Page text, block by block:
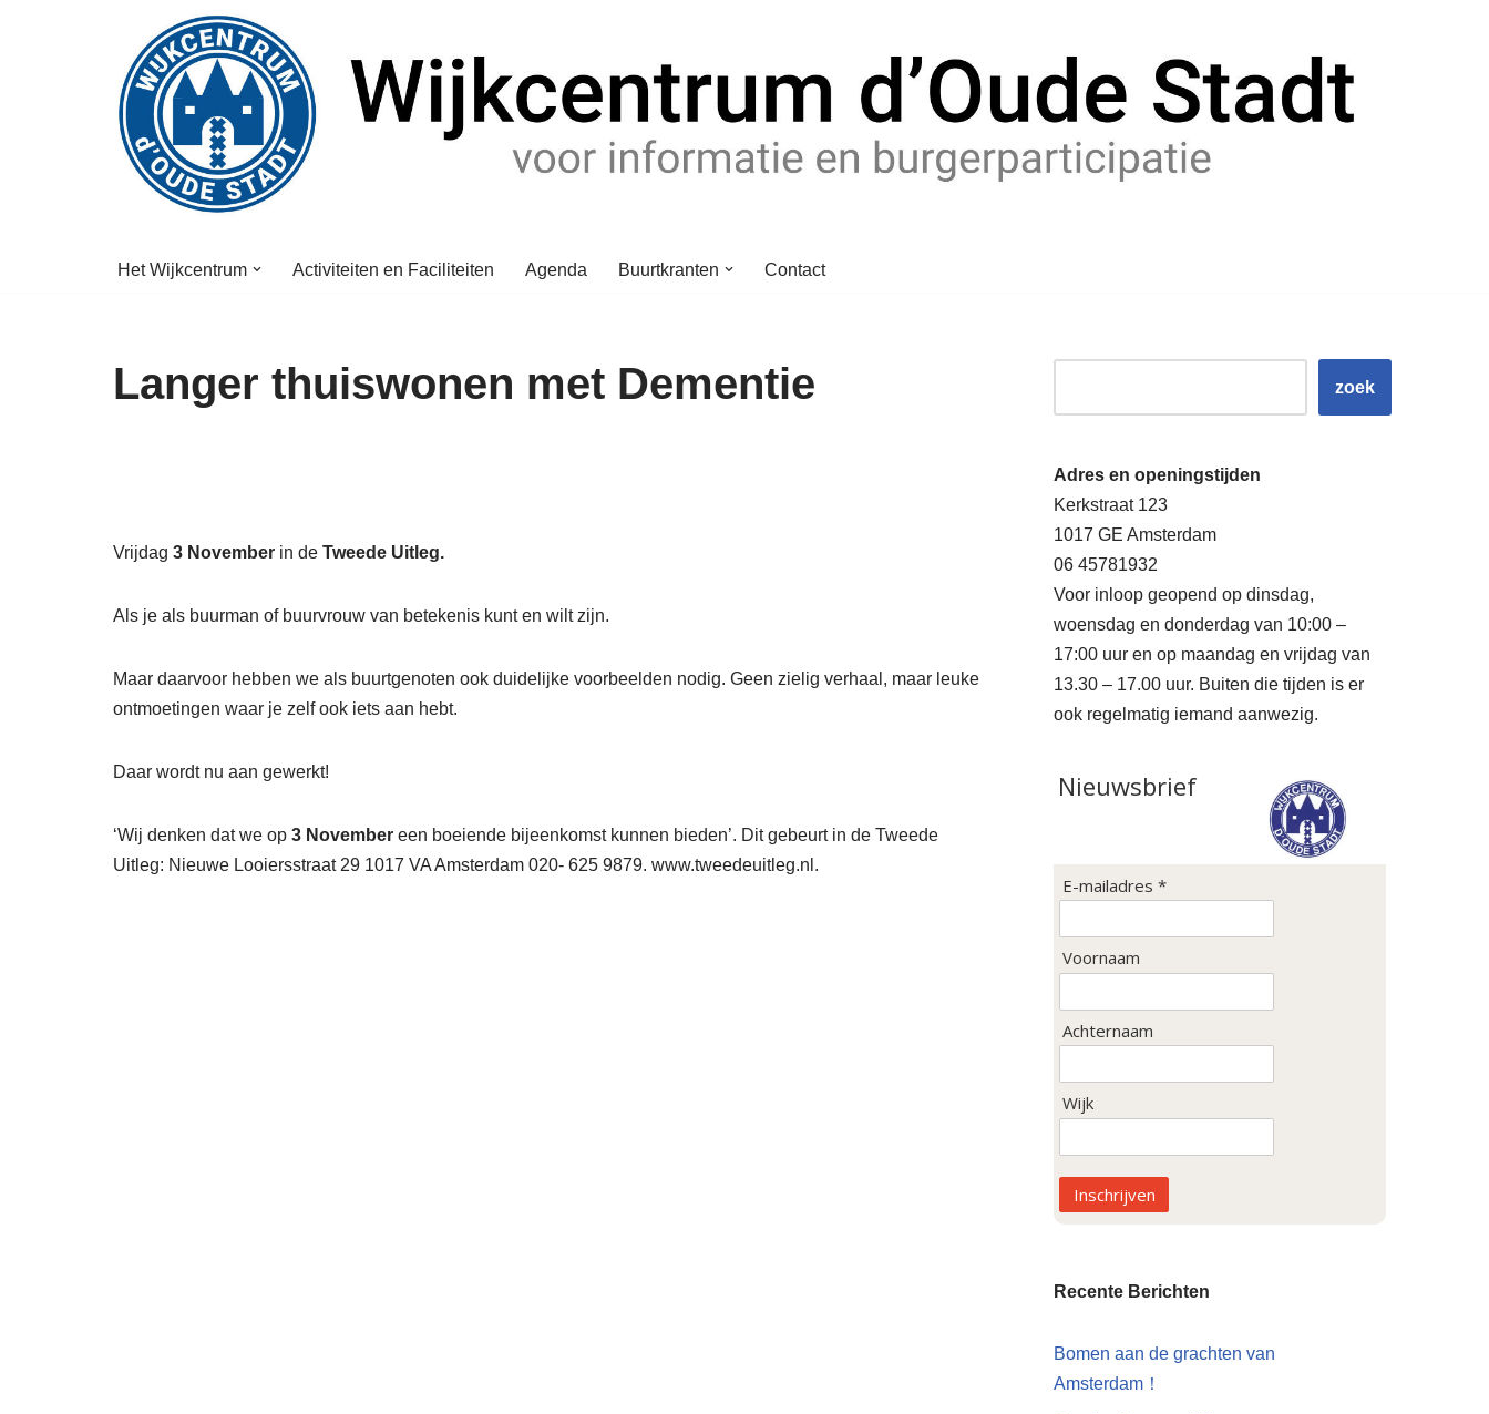
Het Wijkcentrum Activiteiten en Faciliteiten Agenda Buurtkranten Contact
Langer thuiswonen met Dementie
Vrijdag 3 November in de Tweede Uitleg.
Als je als buurman of buurvrouw van betekenis kunt en wilt zijn.
Maar daarvoor hebben we als buurtgenoten ook duidelijke voorbeelden nodig. Geen zielig verhaal, maar leuke
ontmoetingen waar je zelf ook iets aan hebt.
Daar wordt nu aan gewerkt!
‘Wij denken dat we op 3 November een boeiende bijeenkomst kunnen bieden’. Dit gebeurt in de Tweede
Uitleg: Nieuwe Looiersstraat 29 1017 VA Amsterdam 020- 625 9879. www.tweedeuitleg.nl.
zoek
Adres en openingstijden
Kerkstraat 123
1017 GE Amsterdam
06 45781932
Voor inloop geopend op dinsdag,
woensdag en donderdag van 10:00 –
17:00 uur en op maandag en vrijdag van
13.30 – 17.00 uur. Buiten die tijden is er
ook regelmatig iemand aanwezig.
Nieuwsbrief
E-mailadres *
Voornaam
Achternaam
Wijk
Inschrijven
Recente Berichten
Bomen aan de grachten van
Amsterdam！